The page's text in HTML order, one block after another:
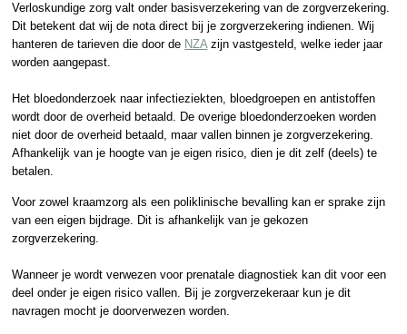
Verloskundige zorg valt onder basisverzekering van de zorgverzekering.
Dit betekent dat wij de nota direct bij je zorgverzekering indienen. Wij
hanteren de tarieven die door de NZAzijn vastgesteld, welke ieder jaar
worden aangepast.
Het bloedonderzoek naar infectieziekten, bloedgroepen en antistoffen
wordt door de overheid betaald. De overige bloedonderzoeken worden
niet door de overheid betaald, maar vallen binnen je zorgverzekering.
Afhankelijk van je hoogte van je eigen risico, dien je dit zelf (deels) te
betalen.
Voor zowel kraamzorg als een poliklinische bevalling kan er sprake zijn
van een eigen bijdrage. Dit is afhankelijk van je gekozen
zorgverzekering.
Wanneer je wordt verwezen voor prenatale diagnostiek kan dit voor een
deel onder je eigen risico vallen. Bij je zorgverzekeraar kun je dit
navragen mocht je doorverwezen worden.